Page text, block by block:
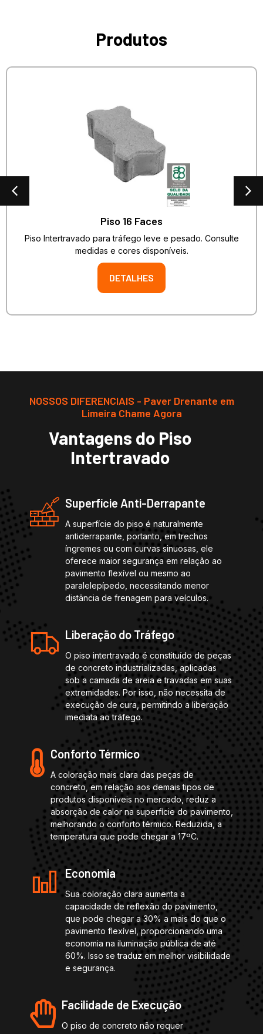
Produtos
Piso 16 Faces
Piso Intertravado para tráfego leve e pesado. Consulte
medidas e cores disponíveis.
DETALHES
NOSSOS DIFERENCIAIS - Paver Drenante em
Limeira Chame Agora
Vantagens do Piso
Intertravado
Superfície Anti-Derrapante
A superfície do piso é naturalmente
antiderrapante, portanto, em trechos
íngremes ou com curvas sinuosas, ele
oferece maior segurança em relação ao
pavimento flexível ou mesmo ao
paralelepípedo, necessitando menor
distância de frenagem para veículos.
Liberação do Tráfego
O piso intertravado é constituído de peças
de concreto industrializadas, aplicadas
sob a camada de areia e travadas em suas
extremidades. Por isso, não necessita de
execução de cura, permitindo a liberação
imediata ao tráfego.
Conforto Térmico
A coloração mais clara das peças de
concreto, em relação aos demais tipos de
produtos disponíveis no mercado, reduz a
absorção de calor na superfície do pavimento,
melhorando o conforto térmico. Reduzida, a
temperatura que pode chegar a 17ºC.
Economia
Sua coloração clara aumenta a
capacidade de reflexão do pavimento,
que pode chegar a 30% a mais do que o
pavimento flexível, proporcionando uma
economia na iluminação pública de até
60%. Isso se traduz em melhor visibilidade
e segurança.
Facilidade de Execução
O piso de concreto não requer